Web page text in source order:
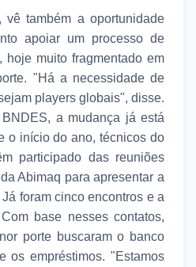
vê também a oportunidade
apoiar um processo de
hoje muito fragmentado em
"Há a necessidade de
players globais", disse.
a mudança já está
o início do ano, técnicos do
participado das reuniões
Abimaq para apresentar a
foram cinco encontros e a
base nesses contatos,
porte buscaram o banco
os empréstimos. "Estamos